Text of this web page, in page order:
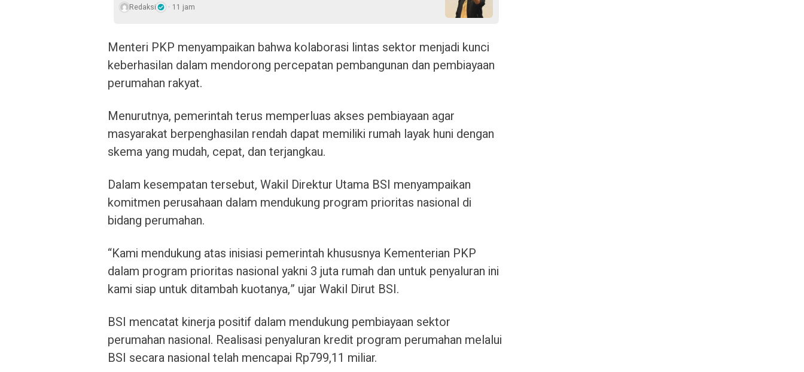
Redaksi 11 jam
Menteri PKP menyampaikan bahwa kolaborasi lintas sektor menjadi kunci
keberhasilan dalam mendorong percepatan pembangunan dan pembiayaan
perumahan rakyat.
Menurutnya, pemerintah terus memperluas akses pembiayaan agar
masyarakat berpenghasilan rendah dapat memiliki rumah layak huni dengan
skema yang mudah, cepat, dan terjangkau.
Dalam kesempatan tersebut, Wakil Direktur Utama BSI menyampaikan
komitmen perusahaan dalam mendukung program prioritas nasional di
bidang perumahan.
“Kami mendukung atas inisiasi pemerintah khususnya Kementerian PKP
dalam program prioritas nasional yakni 3 juta rumah dan untuk penyaluran ini
kami siap untuk ditambah kuotanya,” ujar Wakil Dirut BSI.
BSI mencatat kinerja positif dalam mendukung pembiayaan sektor
perumahan nasional. Realisasi penyaluran kredit program perumahan melalui
BSI secara nasional telah mencapai Rp799,11 miliar.